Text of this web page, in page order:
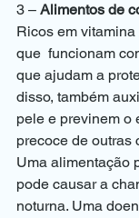
3 – Alimentos de
Ricos em
que  funcionam
que ajudam a
disso, também
pele e previnem o
precoce de outras
Uma alimentação
pode causar a
noturna. Uma